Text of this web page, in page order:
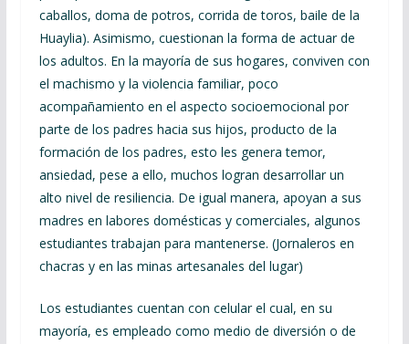
caballos, doma de potros, corrida de toros, baile de la
Huaylia). Asimismo, cuestionan la forma de actuar de
los adultos. En la mayoría de sus hogares, conviven con
el machismo y la violencia familiar, poco
acompañamiento en el aspecto socioemocional por
parte de los padres hacia sus hijos, producto de la
formación de los padres, esto les genera temor,
ansiedad, pese a ello, muchos logran desarrollar un
alto nivel de resiliencia. De igual manera, apoyan a sus
madres en labores domésticas y comerciales, algunos
estudiantes trabajan para mantenerse. (Jornaleros en
chacras y en las minas artesanales del lugar)
Los estudiantes cuentan con celular el cual, en su
mayoría, es empleado como medio de diversión o de